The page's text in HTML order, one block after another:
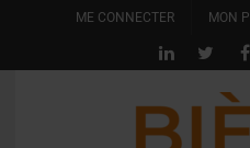
ME CONNECTER MON